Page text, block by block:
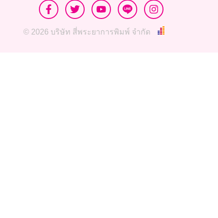
© 2026 บริษัท สี่พระยาการพิมพ์ จำกัด